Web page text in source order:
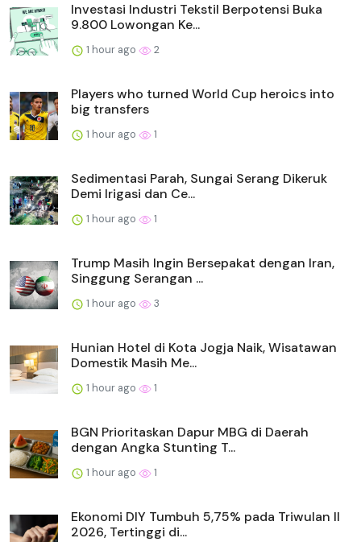
Investasi Industri Tekstil Berpotensi Buka
9.800 Lowongan Ke...
1 hour ago 2
Players who turned World Cup heroics into
big transfers
1 hour ago 1
Sedimentasi Parah, Sungai Serang Dikeruk
Demi Irigasi dan Ce...
1 hour ago 1
Trump Masih Ingin Bersepakat dengan Iran,
Singgung Serangan ...
1 hour ago 3
Hunian Hotel di Kota Jogja Naik, Wisatawan
Domestik Masih Me...
1 hour ago 1
BGN Prioritaskan Dapur MBG di Daerah
dengan Angka Stunting T...
1 hour ago 1
Ekonomi DIY Tumbuh 5,75% pada Triwulan II
2026, Tertinggi di...